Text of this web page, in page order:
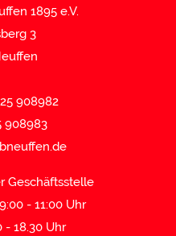
1895 e.V.
3
908982
908983
Geschäftsstelle
- 11:00 Uhr
- 18.30 Uhr